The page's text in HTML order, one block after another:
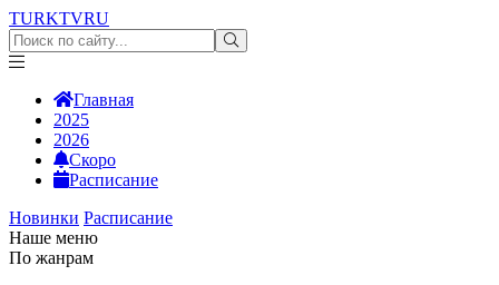
TURKTVRU
Главная
2025
2026
Скоро
Расписание
Новинки Расписание
Наше меню
По жанрам